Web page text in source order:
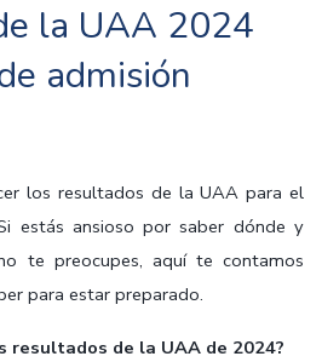
la UAA 2024
admisión
los resultados de la UAA para el
estás ansioso por saber dónde y
te preocupes, aquí te contamos
para estar preparado.
resultados de la UAA de 2024?